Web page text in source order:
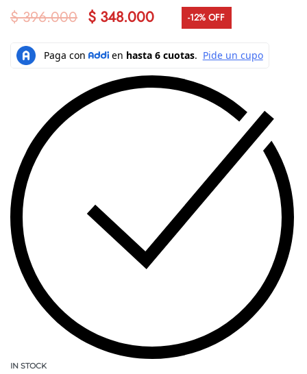
$396.000 $ 348.000 -12% OFF
IN STOCK